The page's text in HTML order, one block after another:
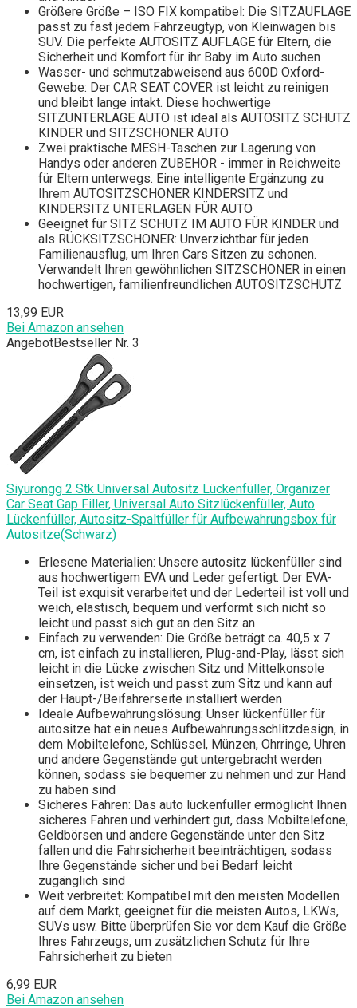
Größere Größe – ISO FIX kompatibel: Die SITZAUFLAGE
passt zu fast jedem Fahrzeugtyp, von Kleinwagen bis
SUV. Die perfekte AUTOSITZ AUFLAGE für Eltern, die
Sicherheit und Komfort für ihr Baby im Auto suchen
Wasser- und schmutzabweisend aus 600D Oxford-
Gewebe: Der CAR SEAT COVER ist leicht zu reinigen
und bleibt lange intakt. Diese hochwertige
SITZUNTERLAGE AUTO ist ideal als AUTOSITZ SCHUTZ
KINDER und SITZSCHONER AUTO
Zwei praktische MESH-Taschen zur Lagerung von
Handys oder anderen ZUBEHÖR - immer in Reichweite
für Eltern unterwegs. Eine intelligente Ergänzung zu
Ihrem AUTOSITZSCHONER KINDERSITZ und
KINDERSITZ UNTERLAGEN FÜR AUTO
Geeignet für SITZ SCHUTZ IM AUTO FÜR KINDER und
als RÜCKSITZSCHONER: Unverzichtbar für jeden
Familienausflug, um Ihren Cars Sitzen zu schonen.
Verwandelt Ihren gewöhnlichen SITZSCHONER in einen
hochwertigen, familienfreundlichen AUTOSITZSCHUTZ
13,99 EUR
Bei Amazon ansehen
AngebotBestseller Nr. 3
Siyurongg 2 Stk Universal Autositz Lückenfüller, Organizer
Car Seat Gap Filler, Universal Auto Sitzlückenfüller, Auto
Lückenfüller, Autositz-Spaltfüller für Aufbewahrungsbox für
Autositze(Schwarz)
Erlesene Materialien: Unsere autositz lückenfüller sind
aus hochwertigem EVA und Leder gefertigt. Der EVA-
Teil ist exquisit verarbeitet und der Lederteil ist voll und
weich, elastisch, bequem und verformt sich nicht so
leicht und passt sich gut an den Sitz an
Einfach zu verwenden: Die Größe beträgt ca. 40,5 x 7
cm, ist einfach zu installieren, Plug-and-Play, lässt sich
leicht in die Lücke zwischen Sitz und Mittelkonsole
einsetzen, ist weich und passt zum Sitz und kann auf
der Haupt-/Beifahrerseite installiert werden
Ideale Aufbewahrungslösung: Unser lückenfüller für
autositze hat ein neues Aufbewahrungsschlitzdesign, in
dem Mobiltelefone, Schlüssel, Münzen, Ohrringe, Uhren
und andere Gegenstände gut untergebracht werden
können, sodass sie bequemer zu nehmen und zur Hand
zu haben sind
Sicheres Fahren: Das auto lückenfüller ermöglicht Ihnen
sicheres Fahren und verhindert gut, dass Mobiltelefone,
Geldbörsen und andere Gegenstände unter den Sitz
fallen und die Fahrsicherheit beeinträchtigen, sodass
Ihre Gegenstände sicher und bei Bedarf leicht
zugänglich sind
Weit verbreitet: Kompatibel mit den meisten Modellen
auf dem Markt, geeignet für die meisten Autos, LKWs,
SUVs usw. Bitte überprüfen Sie vor dem Kauf die Größe
Ihres Fahrzeugs, um zusätzlichen Schutz für Ihre
Fahrsicherheit zu bieten
6,99 EUR
Bei Amazon ansehen